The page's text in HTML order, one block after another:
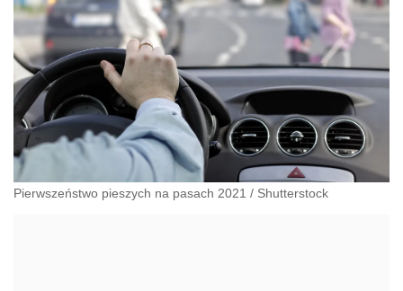
Pierwszeństwo pieszych na pasach 2021 / Shutterstock